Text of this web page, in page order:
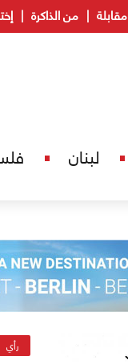
مقابلة من الذاكرة
لبنان
رأي